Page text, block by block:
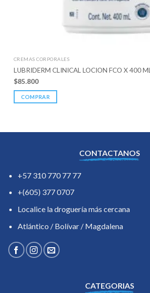
CREMAS CORPORALES
LUBRIDERM CLINICAL LOCION FCO X 400 ML
$85.800
COMPRAR
CONTACTANOS
+57 310 770 77 77
+(605) 377 0707
Localice la droguería más cercana
Atlántico / Bolívar / Magdalena
CATEGORIAS